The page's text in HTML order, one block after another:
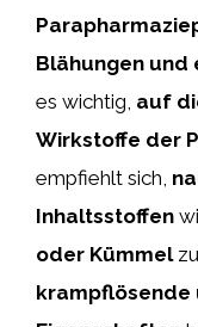
Blähungen
es wichtig, auf
Wirkstoffe der
empfiehlt sich,
Inhaltsstoffen
oder Kümmel
krampflösende